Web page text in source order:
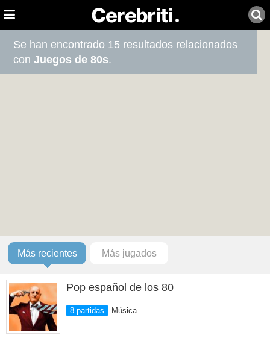
Se han encontrado 15 resultados relacionados
conJuegos de 80s.
Más recientes Más jugados
Pop español de los 80
8 partidas Música